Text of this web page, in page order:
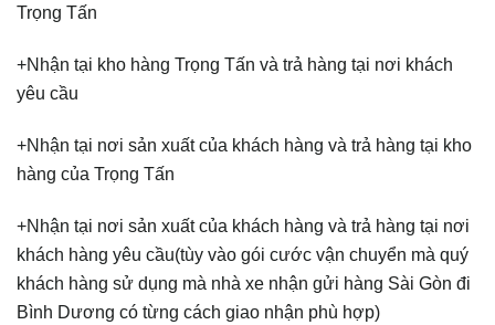
Trọng Tấn
+Nhận tại kho hàng Trọng Tấn và trả hàng tại nơi khách
yêu cầu
+Nhận tại nơi sản xuất của khách hàng và trả hàng tại kho
hàng của Trọng Tấn
+Nhận tại nơi sản xuất của khách hàng và trả hàng tại nơi
khách hàng yêu cầu(tùy vào gói cước vận chuyển mà quý
khách hàng sử dụng mà nhà xe nhận gửi hàng Sài Gòn đi
Bình Dương có từng cách giao nhận phù hợp)